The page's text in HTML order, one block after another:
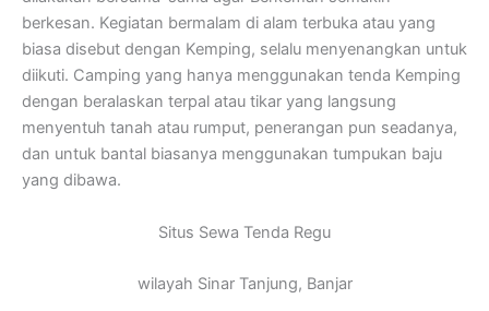
berkesan. Kegiatan bermalam di alam terbuka atau yang
biasa disebut dengan Kemping, selalu menyenangkan untuk
diikuti. Camping yang hanya menggunakan tenda Kemping
dengan beralaskan terpal atau tikar yang langsung
menyentuh tanah atau rumput, penerangan pun seadanya,
dan untuk bantal biasanya menggunakan tumpukan baju
yang dibawa.
Situs Sewa Tenda Regu
wilayah Sinar Tanjung, Banjar